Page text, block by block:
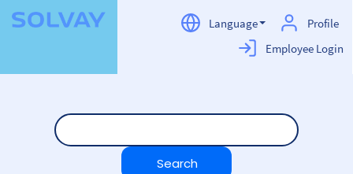
Language
Profile
Employee Login
Careers